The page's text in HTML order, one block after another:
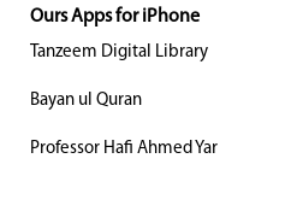
Ours Apps for iPhone
Tanzeem Digital Library
Bayan ul Quran
Professor Hafi Ahmed Yar